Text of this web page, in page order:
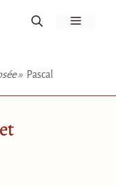
» Pascal
Menu